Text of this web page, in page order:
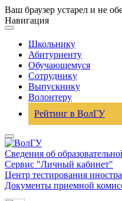
Ваш браузер устарел и не
Навигация
Школьнику
Абитуриенту
Обучающемуся
Сотруднику
Выпускнику
Волонтеру
Рейтинг в ВолГУ
Сведения об
Сервис "Личный кабинет"
Центр тестирования
Документы приемной